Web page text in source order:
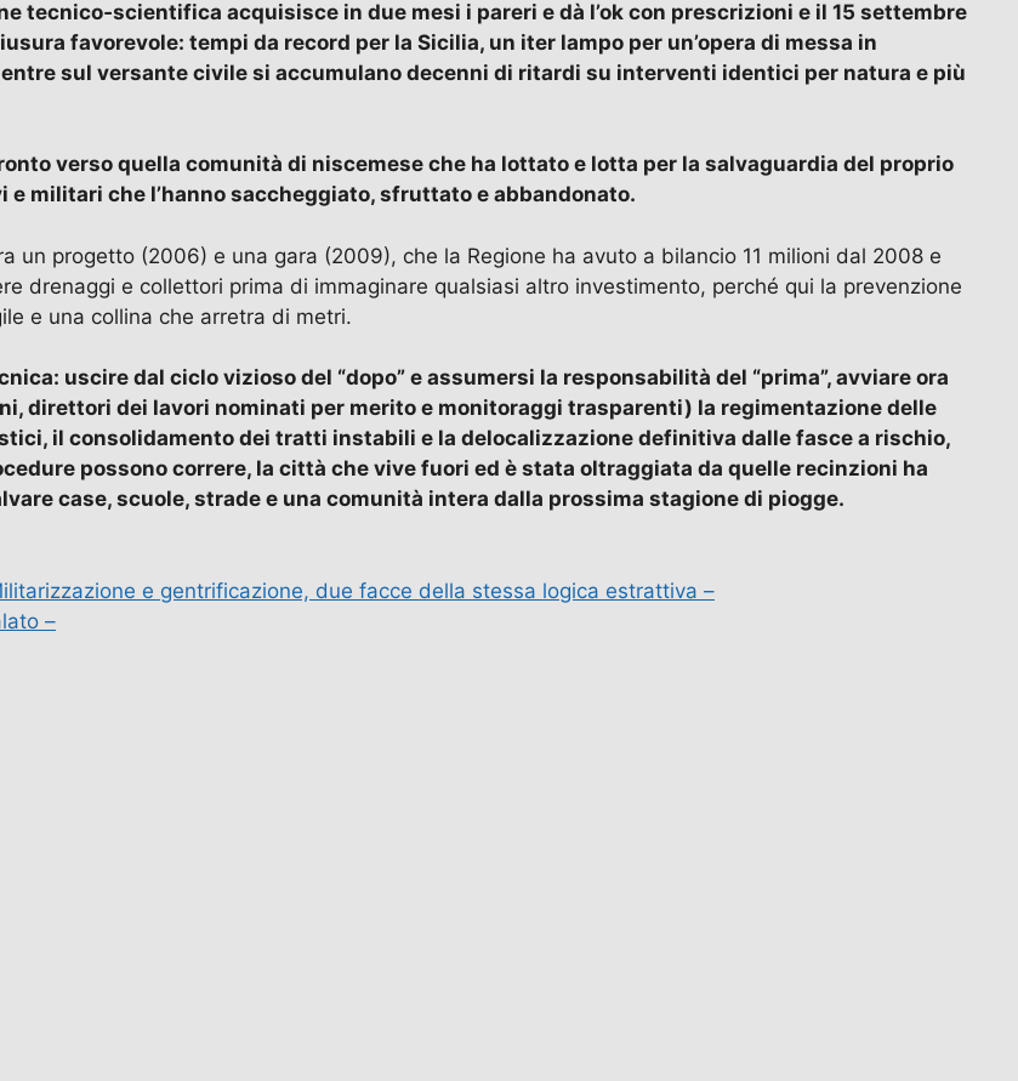
tecnico‑scientifica acquisisce in due mesi i pareri e dà l’ok con prescrizioni e il 15 settembre
favorevole: tempi da record per la Sicilia, un iter lampo per un’opera di messa in
sul versante civile si accumulano decenni di ritardi su interventi identici per natura e più
verso quella comunità di niscemese che ha lottato e lotta per la salvaguardia del proprio
militari che l’hanno saccheggiato, sfruttato e abbandonato.
un progetto (2006) e una gara (2009), che la Regione ha avuto a bilancio 11 milioni dal 2008 e
drenaggi e collettori prima di immaginare qualsiasi altro investimento, perché qui la prevenzione
e una collina che arretra di metri.
uscire dal ciclo vizioso del “dopo” e assumersi la responsabilità del “prima”, avviare ora
direttori dei lavori nominati per merito e monitoraggi trasparenti) la regimentazione delle
il consolidamento dei tratti instabili e la delocalizzazione definitiva dalle fasce a rischio,
possono correre, la città che vive fuori ed è stata oltraggiata da quelle recinzioni ha
case, scuole, strade e una comunità intera dalla prossima stagione di piogge.
e gentrificazione, due facce della stessa logica estrattiva –
–